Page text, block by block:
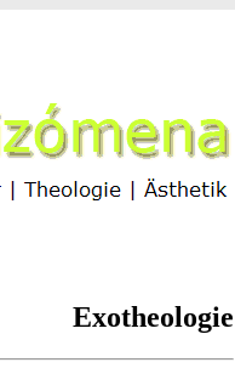
Exotheologie